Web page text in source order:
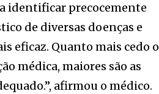
identificar precocemente
de diversas doenças e
eficaz. Quanto mais cedo o
médica, maiores são as
afirmou o médico.